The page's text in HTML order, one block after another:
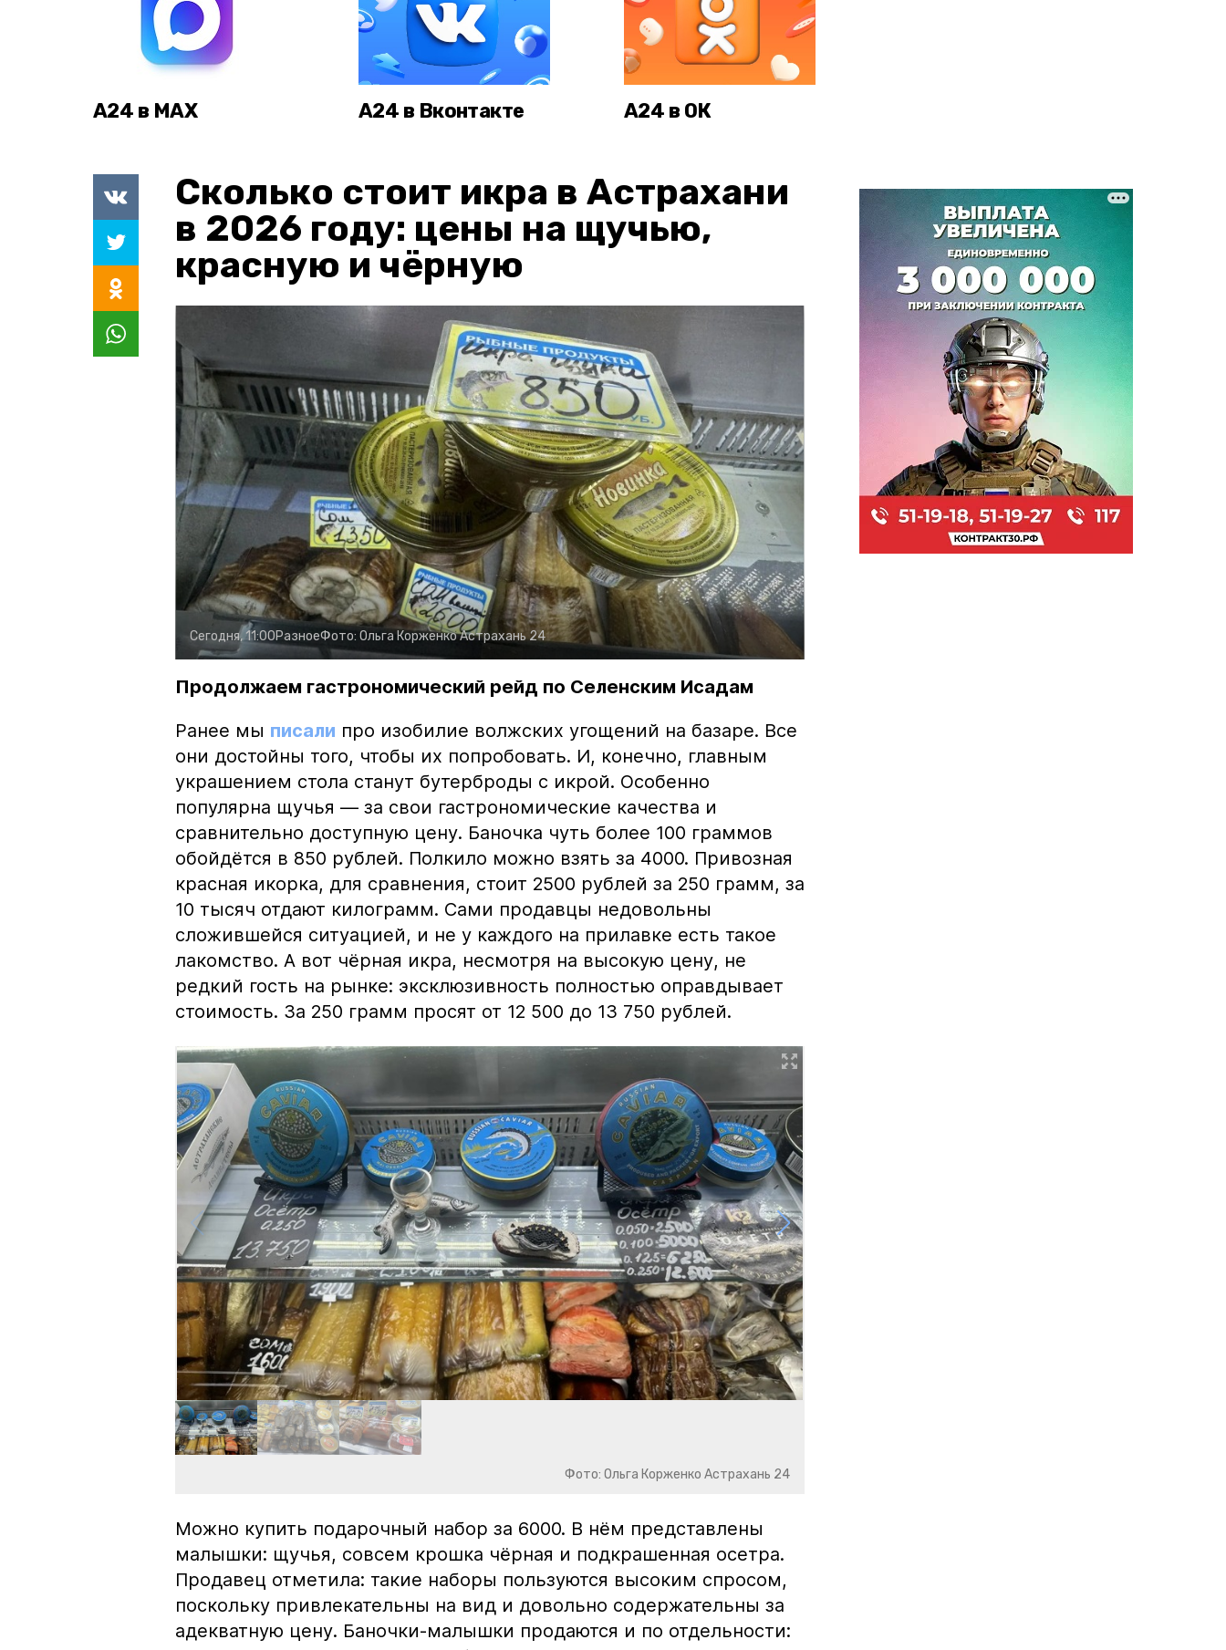
А24 в MAX А24 в Вконтакте А24 в ОК
Сколько стоит икра в Астрахани
в 2026 году: цены на щучью,
красную и чёрную
Сегодня, 11:00РазноеФото: Ольга КорженкоАстрахань 24
Продолжаем гастрономический рейд по Селенским Исадам
Ранее мы писали про изобилие волжских угощений на базаре. Все
они достойны того, чтобы их попробовать. И, конечно, главным
украшением стола станут бутерброды с икрой. Особенно
популярна щучья — за свои гастрономические качества и
сравнительно доступную цену. Баночка чуть более 100 граммов
обойдётся в 850 рублей. Полкило можно взять за 4000. Привозная
красная икорка, для сравнения, стоит 2500 рублей за 250 грамм, за
10 тысяч отдают килограмм. Сами продавцы недовольны
сложившейся ситуацией, и не у каждого на прилавке есть такое
лакомство. А вот чёрная икра, несмотря на высокую цену, не
редкий гость на рынке: эксклюзивность полностью оправдывает
стоимость. За 250 грамм просят от 12 500 до 13 750 рублей.
Фото: Ольга Корженко Астрахань 24
Можно купить подарочный набор за 6000. В нём представлены
малышки: щучья, совсем крошка чёрная и подкрашенная осетра.
Продавец отметила: такие наборы пользуются высоким спросом,
поскольку привлекательны на вид и довольно содержательны за
адекватную цену. Баночки-малышки продаются и по отдельности: